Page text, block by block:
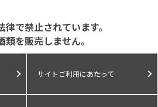
で禁止されています。
を販売しません。
サイトご利用にあたって